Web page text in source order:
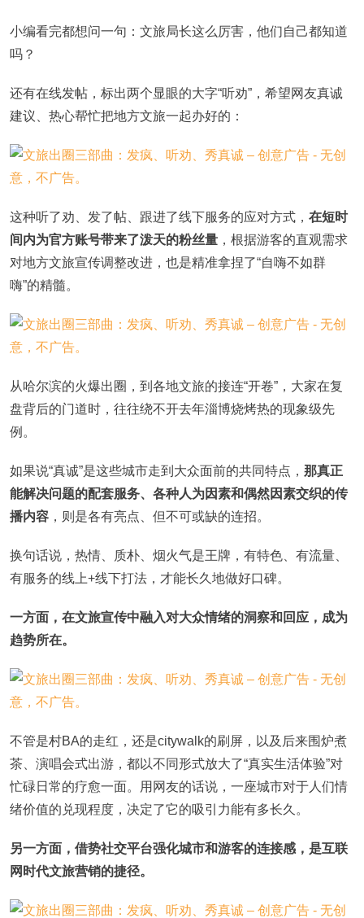
小编看完都想问一句：文旅局长这么厉害，他们自己都知道
吗？
还有在线发帖，标出两个显眼的大字“听劝”，希望网友真诚
建议、热心帮忙把地方文旅一起办好的：
这种听了劝、发了帖、跟进了线下服务的应对方式， 在短时
间内为官方账号带来了泼天的粉丝量 ，根据游客的直观需求
对地方文旅宣传调整改进，也是精准拿捏了“自嗨不如群
嗨”的精髓。
从哈尔滨的火爆出圈，到各地文旅的接连“开卷”，大家在复
盘背后的门道时，往往绕不开去年淄博烧烤热的现象级先
例。
如果说“真诚”是这些城市走到大众面前的共同特点， 那真正
能解决问题的配套服务、各种人为因素和偶然因素交织的传
播内容 ，则是各有亮点、但不可或缺的连招。
换句话说，热情、质朴、烟火气是王牌，有特色、有流量、
有服务的线上+线下打法，才能长久地做好口碑。
一方面，在文旅宣传中融入对大众情绪的洞察和回应，成为
趋势所在。
不管是村BA的走红，还是citywalk的刷屏，以及后来围炉煮
茶、演唱会式出游，都以不同形式放大了“真实生活体验”对
忙碌日常的疗愈一面。用网友的话说，一座城市对于人们情
绪价值的兑现程度，决定了它的吸引力能有多长久。
另一方面，借势社交平台强化城市和游客的连接感，是互联
网时代文旅营销的捷径。